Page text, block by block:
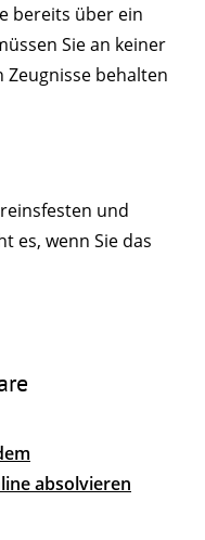
bereits über ein
Sie an keiner
behalten
und
es, wenn Sie das
absolvieren